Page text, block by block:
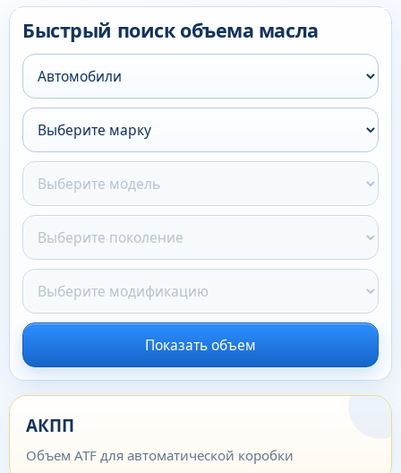
Быстрый поиск объема масла
Показать объем
АКПП
Объем ATF для автоматической коробки